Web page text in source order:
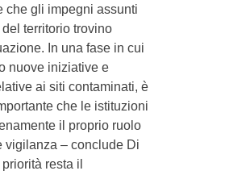
che gli impegni assunti
territorio trovino
In una fase in cui
nuove iniziative e
ai siti contaminati, è
che le istituzioni
il proprio ruolo
vigilanza – conclude Di
resta il